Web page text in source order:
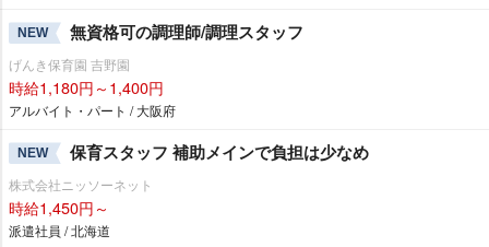
NEW 無資格可の調理師/調理スタッフ
げんき保育園 吉野園
時給1,180円～1,400円
アルバイト・パート / 大阪府
NEW 保育スタッフ 補助メインで負担は少なめ
株式会社ニッソーネット
時給1,450円～
派遣社員 / 北海道